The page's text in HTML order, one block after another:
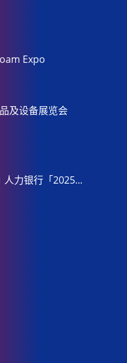
Expo
及设备展览会
力银行「2025...